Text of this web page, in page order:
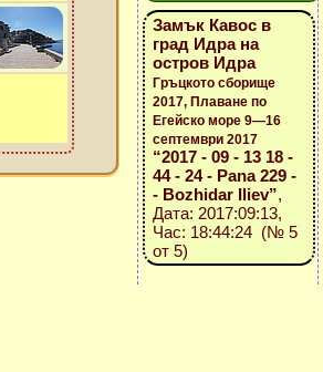
Замък Кавос в
град Идра на
остров Идра
Гръцкото сборище
2017, Плаване по
Егейско море 9—16
септември 2017
“2017 - 09 - 13 18 -
44 - 24 - Pana 229 -
- Bozhidar Iliev”,
Дата: 2017:09:13,
Час: 18:44:24 (№ 5
от 5)